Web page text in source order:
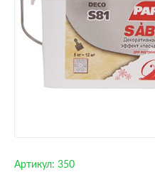
Артикул: 350